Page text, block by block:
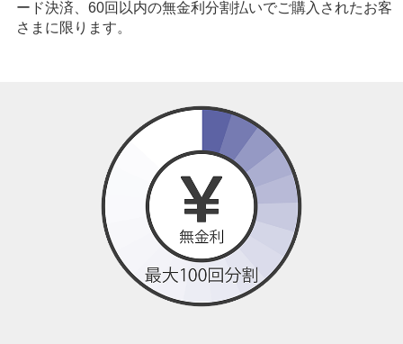
ード決済、60回以内の無金利分割払いでご購入されたお客
さまに限ります。